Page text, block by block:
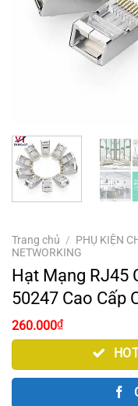
Trang chủ / PHỤ KIỆN
NETWORKING
Hạt Mạng RJ45
50247 Cao Cấp
260.000₫